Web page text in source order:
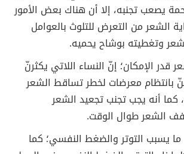
يصعب تجنبه، إلا أن هناك بعض الأمور
الشعر من التعرض للتلوث بالعوامل
وتغطيته بوشاح يحميه.
قدر الإمكان؛ إنّ النساء اللاتي يكثرنّ
بانتظام معرضات لخطر تساقط الشعر
كما أنه يجب تجنب تجعيد الشعر
الشعر طوال الوقت.
ما يسبب التوتر والضغط النفسي؛ كما